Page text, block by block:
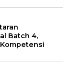
Batch 4,